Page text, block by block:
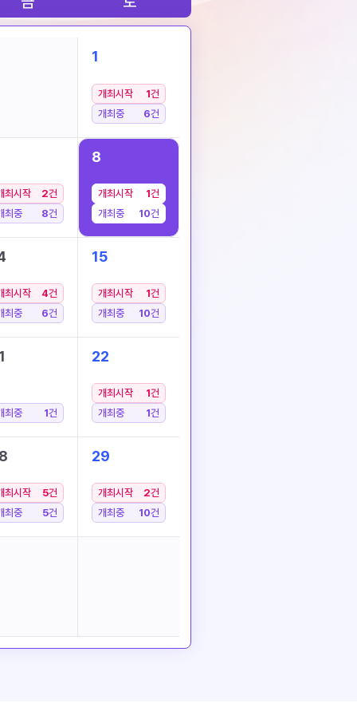
1
개최시작 1건
개최중
6건
최시작 2건
최중
8건
8
개최시작 1건
개최중
10건
최시작 4건
최중
6건
15
개최시작 1건
개최중
10건
최중 1건
22
개최시작 1건
개최중
1건
최시작 5건
최중
5건
29
개최시작 2건
개최중
10건